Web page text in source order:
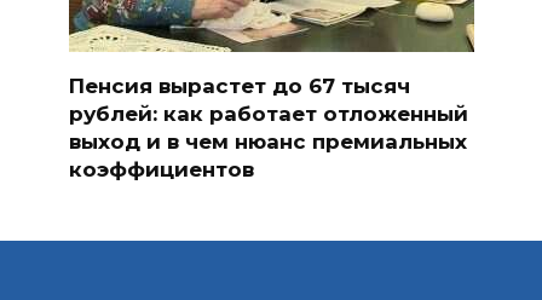
Пенсия вырастет до 67 тысяч
рублей: как работает отложенный
выход и в чем нюанс премиальных
коэффициентов